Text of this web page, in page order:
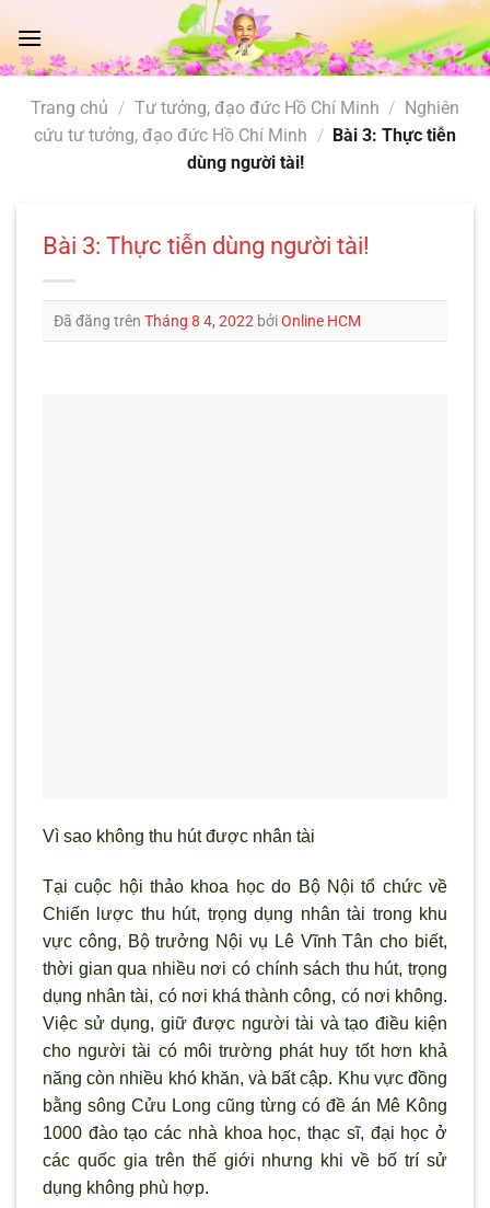
đến
nội
Trang chủ / Tư tưởng, đạo đức Hồ Chí Minh / Nghiên
cứu tư tưởng, đạo đức Hồ Chí Minh / Bài 3: Thực tiễn
dùng người tài!
Bài 3: Thực tiễn dùng người tài!
Đã đăng trên Tháng 8 4, 2022 bởiOnline HCM
Vì sao không thu hút được nhân tài
Tại cuộc hội thảo khoa học do Bộ Nội tổ chức về
Chiến l ược thu hút, trọng dụng nhân tài trong khu
vực công, Bộ trưởng Nội vụ Lê Vĩnh Tân cho biết,
thời gian qua nhiều nơi có chính sách thu hút, trọng
dụng nhân tài, có nơi khá thành công, có nơi không.
Việc sử dụng, giữ được người tài và tạo điều kiện
cho người tài có môi trường phát huy tốt hơn khả
năng còn nhiều khó khăn, và bất cập. Khu vực đồng
bằng sông Cửu Long cũng từng có đề án Mê Kông
1000 đào tạo các nhà khoa học, thạc sĩ, đại học ở
các quốc gia trên thế giới nhưng khi về bố trí sử
dụng không phù hợp.